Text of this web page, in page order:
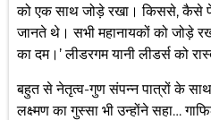
को एक साथ जोड़े रखा। किससे, कैसे
जानते थे। सभी महानायकों को जोड़े
का दम।’ लीडरगम यानी लीडर्स को
बहुत से नेतृत्व-गुण संपन्न पात्रों के
लक्ष्मण का गुस्सा भी उन्होंने सहा…